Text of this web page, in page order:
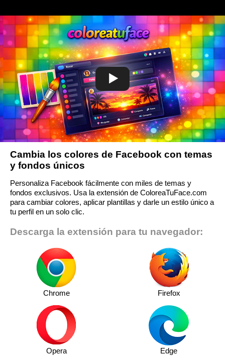
Cambia los colores de Facebook con temas
y fondos únicos
Personaliza Facebook fácilmente con miles de temas y
fondos exclusivos. Usa la extensión de ColoreaTuFace.com
para cambiar colores, aplicar plantillas y darle un estilo único a
tu perfil en un solo clic.
Descarga la extensión para tu navegador:
Chrome Firefox
Opera Edge